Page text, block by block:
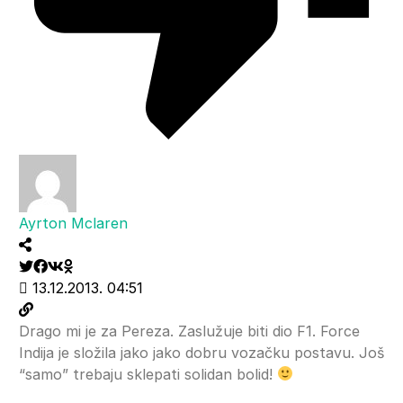
Ayrton Mclaren
13.12.2013. 04:51
Drago mi je za Pereza. Zaslužuje biti dio F1. Force
Indija je složila jako jako dobru vozačku postavu. Još
“samo” trebaju sklepati solidan bolid!